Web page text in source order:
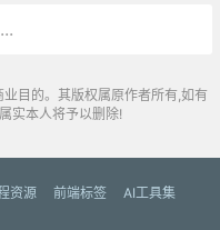
目的。其版权属原作者所有,如有
实本人将予以删除!
资源 前端标签
AI工具集